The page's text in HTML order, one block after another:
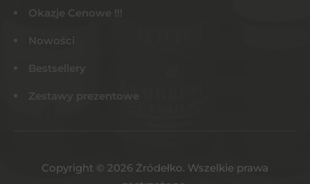
Okazje Cenowe !!!
Nowości
Bestsellery
Zestawy prezentowe
Copyright © 2026 Żródełko. Wszelkie prawa